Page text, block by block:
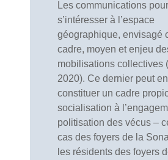
Les communications
s’intéresser à l’espace
géographique, envisagé
cadre, moyen et enjeu
mobilisations collectives
2020). Ce dernier peut
constituer un cadre
socialisation à
politisation des vécus –
cas des foyers de la
les résidents des foyers